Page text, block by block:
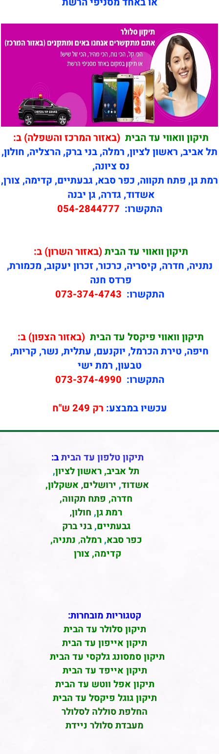
תיקון וואווי עד הבית (באזור המרכז והשפלה) ב:
תל אביב, ראשון לציון, רמלה, בני ברק, הרצליה, חולון,
נס ציונה,
רמת גן, פתח תקווה, כפר סבא, גבעתיים, קדימה, צורן,
אשדוד, גדרה, גן יבנה
התקשרו: 054-2844777
תיקון וואווי עד הבית (באזור השרון) ב:
נתניה, חדרה, קיסריה, כרכור, זכרון יעקוב, מכמורת,
פרדס חנה
התקשרו: 073-374-4743
תיקון וואווי פיקסל עד הבית (באזור הצפון) ב:
חיפה, טירת הכרמל, יוקנעם, עתלית, נשר, קריות,
טבעון, רמת ישי
התקשרו: 073-374-4990
עכשיו במבצע: רק 249 ש"ח
תיקון טלפון עד הביתב:
תל אביב, ראשון לציון,
אשדוד, ירושלים, אשקלון,
חדרה, פתח תקווה,
רמת גן, חולון,
גבעתיים,בני ברק
כפר סבא,רמלה, נתניה,
קדימה, צורן
קטגוריות מובחרות:
תיקון סלולר עד הבית
תיקון אייפון עד הבית
תיקון סמסונג גלקסי עד הבית
תיקון אייפד עד הבית
תיקון אפל ווטש עד הבית
תיקון גוגל פיקסל עד הבית
החלפת סוללה לסלולר
מעבדת סלולר ניידת